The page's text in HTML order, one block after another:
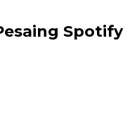
Spotify